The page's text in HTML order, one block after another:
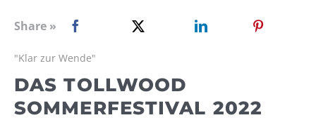
WEBRADIO
Share »
"Klar zur Wende"
DAS TOLLWOOD
SOMMERFESTIVAL 2022